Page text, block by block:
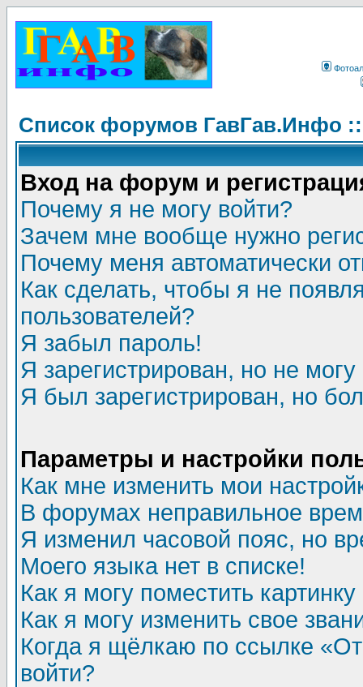
Список форумов ГавГав.Инфо
Вход на форум и
Почему я не могу войти?
Зачем мне вообще нужно
Почему меня автоматически
Как сделать, чтобы я не
пользователей?
Я забыл пароль!
Я зарегистрирован, но не могу
Я был зарегистрирован, но
Параметры и настройки
Как мне изменить мои
В форумах неправильное
Я изменил часовой пояс, но
Моего языка нет в списке!
Как я могу поместить
Как я могу изменить свое
Когда я щёлкаю по ссылке
войти?